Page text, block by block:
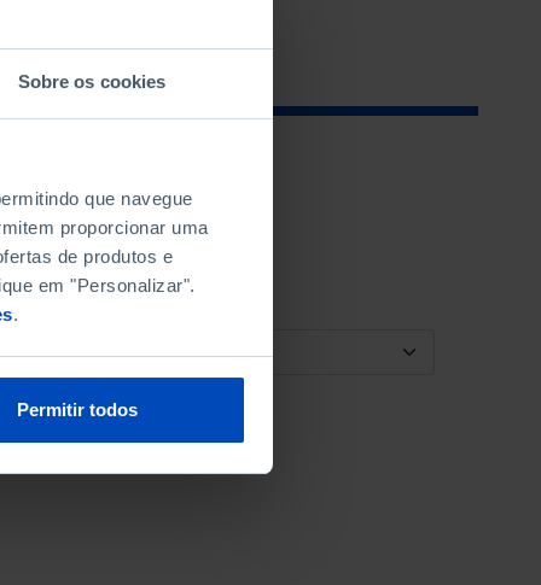
Sobre os cookies
que navegue
proporcionar uma
de produtos e
em "Personalizar".
.
Permitir todos
ORDENAR POR